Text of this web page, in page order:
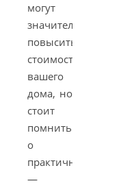
могут
значительно
повысить
стоимость
вашего
дома, но
стоит
помнить
о
практичности
—